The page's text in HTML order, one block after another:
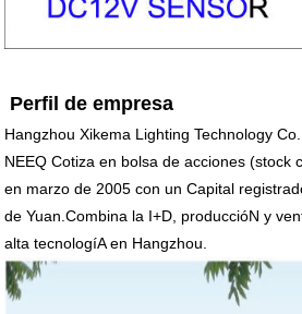
Perfil de empresa
Hangzhou Xikema Lighting Technology
NEEQ Cotiza en bolsa de acciones (stock
en marzo de 2005 con un Capital
de Yuan.Combina la I+D, produccióN y
alta tecnologíA en Hangzhou